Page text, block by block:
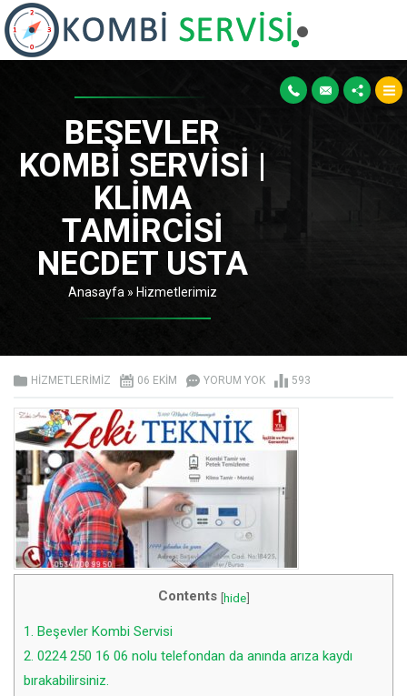
BEŞEVLER
KOMBI SERVISI |
KLIMA
TAMIRCISI
NECDET USTA
Anasayfa » Hizmetlerimiz
HIZMETLERIMIZ 06 EKIM YORUM YOK 593
Contents [hide]
1. Beşevler Kombi Servisi
2. 0224 250 16 06 nolu telefondan da anında arıza kaydı
bırakabilirsiniz.